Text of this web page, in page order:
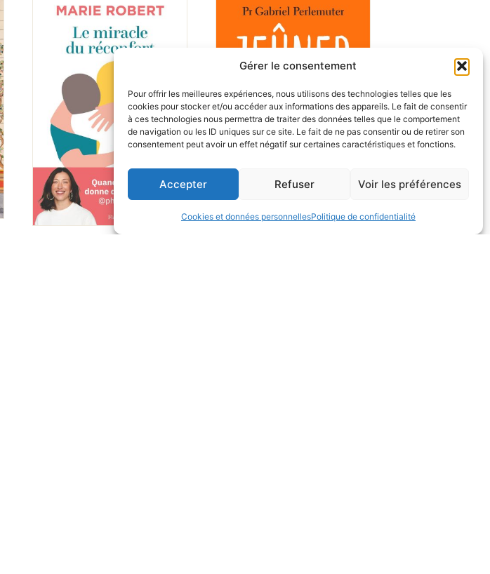
Gérer le consentement
Pour offrir les meilleures expériences, nous utilisons des technologies telles que les
cookies pour stocker et/ou accéder aux informations des appareils. Le fait de consentir
à ces technologies nous permettra de traiter des données telles que le comportement
de navigation ou les ID uniques sur ce site. Le fait de ne pas consentir ou de retirer son
consentement peut avoir un effet négatif sur certaines caractéristiques et fonctions.
Accepter Refuser Voir les préférences
Cookies et données personnellesPolitique de confidentialité